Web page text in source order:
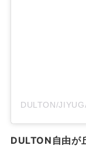
DULTON自由が